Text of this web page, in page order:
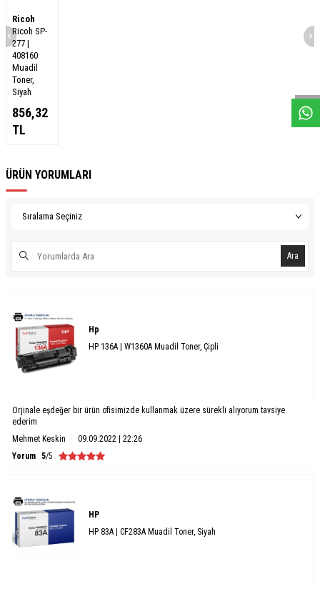
Ricoh
Ricoh SP-
277 |
408160
Muadil
Toner,
Siyah
856,32
TL
ÜRÜN YORUMLARI
Ara
Hp
HP 136A | W1360A Muadil Toner, Çipli
Orjinale eşdeğer bir ürün ofisimizde kullanmak üzere sürekli alıyorum tavsiye
ederim
Mehmet Keskin
09.09.2022 | 22:26
Yorum 5/5
HP
HP 83A | CF283A Muadil Toner, Siyah